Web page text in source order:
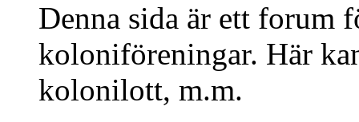
Denna sida är ett forum
koloniföreningar. Här
kolonilott, m.m.